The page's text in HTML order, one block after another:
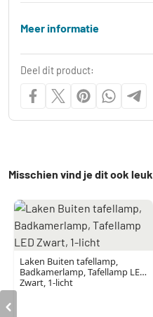
Meer informatie
Deel dit product:
Misschien vind je dit ook leuk
Laken Buiten tafellamp,
Badkamerlamp, Tafellamp LED
Zwart, 1-licht